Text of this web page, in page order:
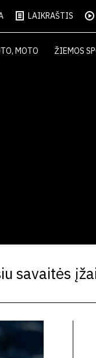
LAIKRAŠTIS
MOTO ŽIEMOS
savaitės